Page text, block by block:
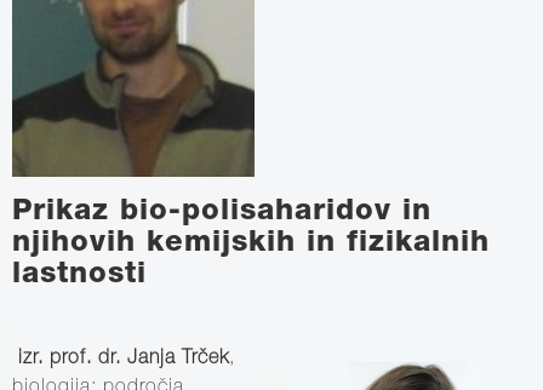
Prikaz bio-polisaharidov in
njihovih kemijskih in fizikalnih
lastnosti
izr. prof. dr. Janja Trček,